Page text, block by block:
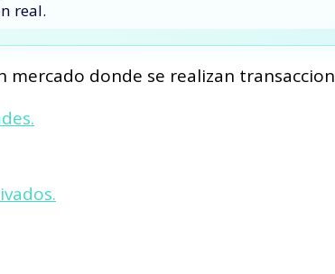
real.
mercado donde se realizan